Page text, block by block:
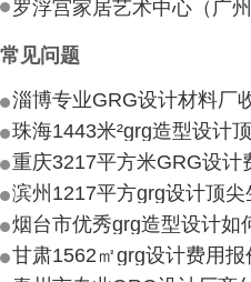
常见问题
烟台市优秀grg造型设计如
甘肃1562㎡grg设计费用报